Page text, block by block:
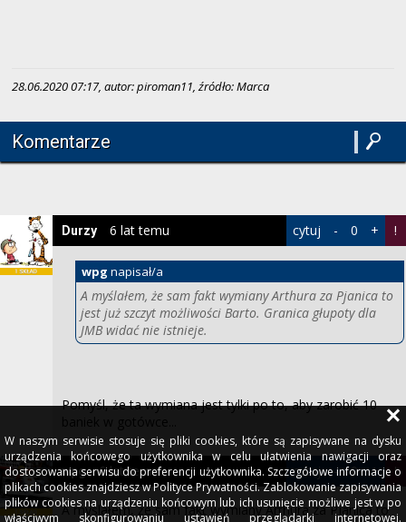
28.06.2020 07:17, autor: piroman11, źródło: Marca
Komentarze
wpg napisał/a
A myślałem, że sam fakt wymiany Arthura za Pjanica to
jest już szczyt możliwości Barto. Granica głupoty dla
JMB widać nie istnieje.
Pomyśl, że ta wymiana jest tylki po to, aby zarobić 10
Durzy 6 lat temu cytuj - 0 + !
A myślałem, że sam fakt wymiany Arthura za Pjanica to
wpg 6 lat temu cytuj - 0 + !
W naszym serwisie stosuje się pliki cookies, które są zapisywane na dysku
urządzenia końcowego użytkownika w celu ułatwienia nawigacji oraz
dostosowania serwisu do preferencji użytkownika. Szczegółowe informacje o
plikach cookies znajdziesz w Polityce Prywatności. Zablokowanie zapisywania
plików cookies na urządzeniu końcowym lub ich usunięcie możliwe jest w po
właściwym skonfigurowaniu ustawień przeglądarki internetowej.